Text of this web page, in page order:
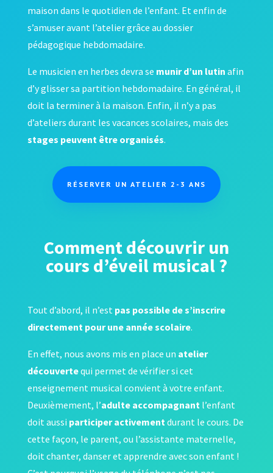
maison dans le quotidien de l’enfant. Et enfin de
s’amuser avant l’atelier grâce au dossier
pédagogique hebdomadaire.
Le musicien en herbes devra se munir d’un lutin afin
d’y glisser sa partition hebdomadaire. En général, il
doit la terminer à la maison. Enfin, il n’y a pas
d’ateliers durant les vacances scolaires, mais des
stages peuvent être organisés.
RÉSERVER UN ATELIER 2-3 ANS
Comment découvrir un
cours d’éveil musical ?
Tout d’abord, il n’est pas possible de s’inscrire
directement pour une année scolaire.
En effet, nous avons mis en place un atelier
découvertequi permet de vérifier si cet
enseignement musical convient à votre enfant.
Deuxièmement, l’adulte accompagnant l’enfant
doit aussi participer activement durant le cours. De
cette façon, le parent, ou l’assistante maternelle,
doit chanter, danser et apprendre avec son enfant !